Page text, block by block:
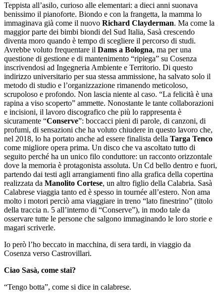
Teppista all’asilo, curioso alle elementari: a dieci anni suonava
benissimo il pianoforte. Biondo e con la frangetta, la mamma lo
immaginava già come il nuovo Richard Clayderman. Ma come la
maggior parte dei bimbi biondi del Sud Italia, Sasà crescendo
diventa moro quando è tempo di scegliere il percorso di studi.
Avrebbe voluto frequentare il Dams a Bologna, ma per una
questione di gestione e di mantenimento “ripiega” su Cosenza
inscrivendosi ad Ingegneria Ambiente e Territorio. Di questo
indirizzo universitario per sua stessa ammissione, ha salvato solo il
metodo di studio e l’organizzazione rimanendo meticoloso,
scrupoloso e profondo. Non lascia niente al caso. “La felicità è una
rapina a viso scoperto” ammette. Nonostante le tante collaborazioni
e incisioni, il lavoro discografico che più lo rappresenta è
sicuramente “Conserve”: boccacci pieni di parole, di canzoni, di
profumi, di sensazioni che ha voluto chiudere in questo lavoro che,
nel 2018, lo ha portato anche ad essere finalista della Targa Tenco
come migliore opera prima. Un disco che va ascoltato tutto di
seguito perché ha un unico filo conduttore: un racconto orizzontale
dove la memoria è protagonista assoluta. Un Cd bello dentro e fuori,
partendo dai testi agli arrangiamenti fino alla grafica della copertina
realizzata da Manolito Cortese, un altro figlio della Calabria. Sasà
Calabrese viaggia tanto ed è spesso in tournée all’estero. Non ama
molto i motori perciò ama viaggiare in treno “lato finestrino” (titolo
della traccia n. 5 all’interno di “Conserve”), in modo tale da
osservare tutte le persone che salgono immaginando le loro storie e
magari scriverle.
Io però l’ho beccato in macchina, di sera tardi, in viaggio da
Cosenza verso Castrovillari.
Ciao Sasà, come stai?
“Tengo botta”, come si dice in calabrese.